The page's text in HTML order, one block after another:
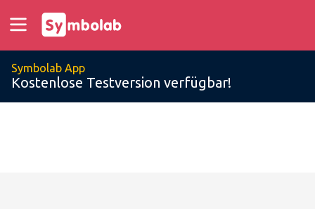
Symbolab App
Kostenlose Testversion verfügbar!